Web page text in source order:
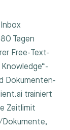
Tagen
Free-Text-
Dokumenten-
trainiert
Zeitlimit